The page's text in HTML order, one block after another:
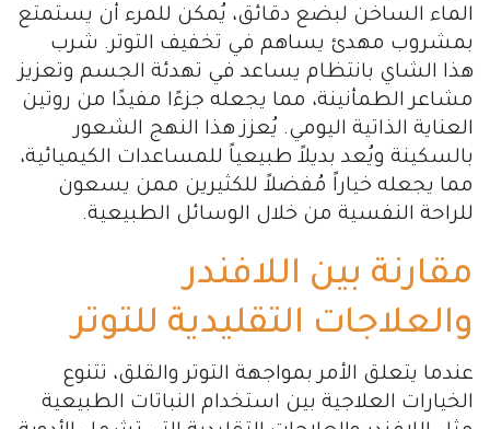
الماء الساخن لبضع دقائق، يُمكن للمرء أن يستمتع
بمشروب مهدئ يساهم في تخفيف التوتر. شرب
هذا الشاي بانتظام يساعد في تهدئة الجسم وتعزيز
مشاعر الطمأنينة، مما يجعله جزءًا مفيدًا من روتين
العناية الذاتية اليومي. يُعزز هذا النهج الشعور
بالسكينة ويُعد بديلاً طبيعياً للمساعدات الكيميائية،
مما يجعله خياراً مُفضلاً للكثيرين ممن يسعون
للراحة النفسية من خلال الوسائل الطبيعية.
مقارنة بين اللافندر
والعلاجات التقليدية للتوتر
عندما يتعلق الأمر بمواجهة التوتر والقلق، تتنوع
الخيارات العلاجية بين استخدام النباتات الطبيعية